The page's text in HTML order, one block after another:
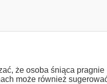
że osoba śniąca pragnie
może również